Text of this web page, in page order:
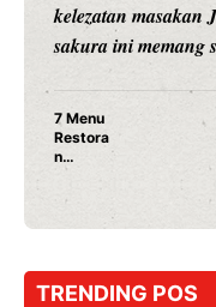
TRENDING POS